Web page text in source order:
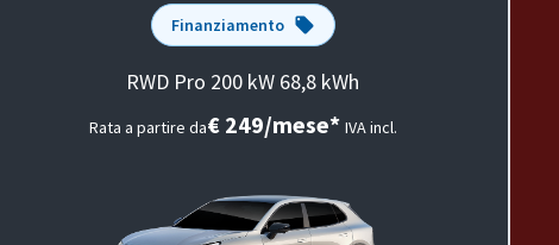
Finanziamento
RWD Pro 200 kW 68,8 kWh
Rata a partire da€ 249/mese* IVA incl.